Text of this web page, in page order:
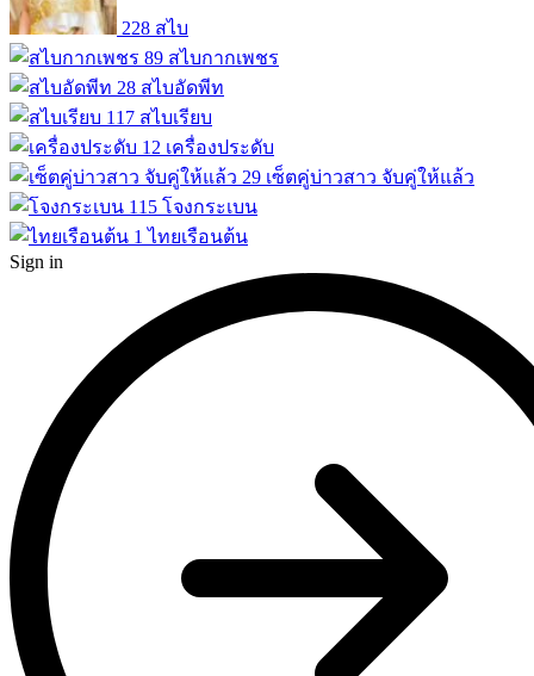
228 สไบ
89 สไบกากเพชร
28 สไบอัดพีท
117 สไบเรียบ
12 เครื่องประดับ
29 เซ็ตคู่บ่าวสาว จับคู่ให้แล้ว
115 โจงกระเบน
1 ไทยเรือนต้น
Sign in